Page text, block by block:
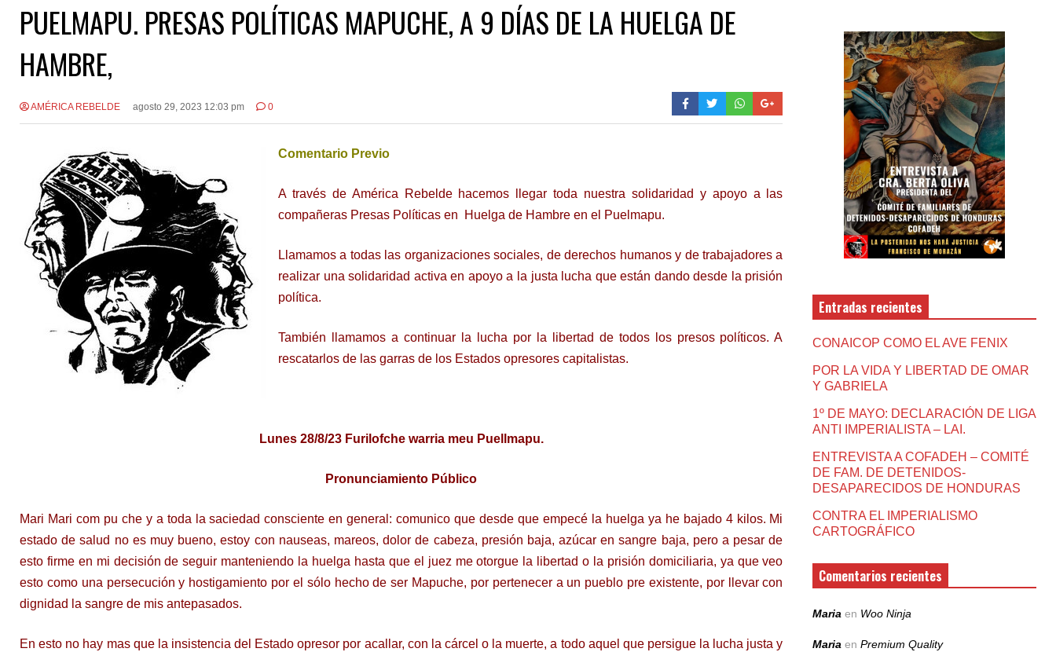
PUELMAPU. PRESAS POLÍTICAS MAPUCHE, A 9 DÍAS DE LA HUELGA DE
HAMBRE,
AMÉRICA REBELDE agosto 29, 2023 12:03 pm 0
Comentario Previo
A través de América Rebelde hacemos llegar toda nuestra solidaridad y apoyo a las
compañeras Presas Políticas en Huelga de Hambre en el Puelmapu.
Llamamos a todas las organizaciones sociales, de derechos humanos y de trabajadores a
realizar una solidaridad activa en apoyo a la justa lucha que están dando desde la prisión
política.
También llamamos a continuar la lucha por la libertad de todos los presos políticos. A
rescatarlos de las garras de los Estados opresores capitalistas.
Lunes 28/8/23 Furilofche warria meu Puellmapu.
Pronunciamiento Público
Mari Mari com pu che y a toda la saciedad consciente en general: comunico que desde que empecé la huelga ya he bajado 4 kilos. Mi
estado de salud no es muy bueno, estoy con nauseas, mareos, dolor de cabeza, presión baja, azúcar en sangre baja, pero a pesar de
esto firme en mi decisión de seguir manteniendo la huelga hasta que el juez me otorgue la libertad o la prisión domiciliaria, ya que veo
esto como una persecución y hostigamiento por el sólo hecho de ser Mapuche, por pertenecer a un pueblo pre existente, por llevar con
dignidad la sangre de mis antepasados.
En esto no hay mas que la insistencia del Estado opresor por acallar, con la cárcel o la muerte, a todo aquel que persigue la lucha justa y
Entradas recientes
CONAICOP COMO EL AVE FENIX
POR LA VIDA Y LIBERTAD DE OMAR
Y GABRIELA
1º DE MAYO: DECLARACIÓN DE LIGA
ANTI IMPERIALISTA – LAI.
ENTREVISTA A COFADEH – COMITÉ
DE FAM. DE DETENIDOS-
DESAPARECIDOS DE HONDURAS
CONTRA EL IMPERIALISMO
CARTOGRÁFICO
Comentarios recientes
Maria en Woo Ninja
Maria enPremium Quality